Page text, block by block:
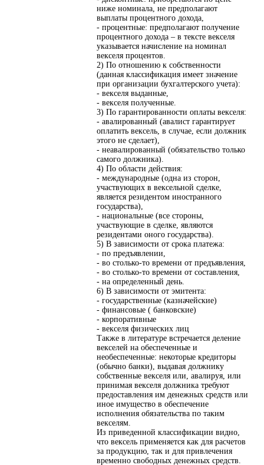
ниже номинала, не предполагают
выплаты процентного дохода,
- процентные: предполагают получение
процентного дохода – в тексте векселя
указывается начисление на номинал
векселя процентов.
2) По отношению к собственности
(данная классификация имеет значение
при организации бухгалтерского учета):
- векселя выданные,
- векселя полученные.
3) По гарантированности оплаты векселя:
- авалированный (авалист гарантирует
оплатить вексель, в случае, если должник
этого не сделает),
- неавалированный (обязательство только
самого должника).
4) По области действия:
- международные (одна из сторон,
участвующих в вексельной сделке,
является резидентом иностранного
государства),
- национальные (все стороны,
участвующие в сделке, являются
резидентами оного государства).
5) В зависимости от срока платежа:
- по предъявлении,
- во столько-то времени от предъявления,
- во столько-то времени от составления,
- на определенный день.
6) В зависимости от эмитента:
- государственные (казначейские)
- финансовые ( банковские)
- корпоративные
- векселя физических лиц
Также в литературе встречается деление
векселей на обеспеченные и
необеспеченные: некоторые кредиторы
(обычно банки), выдавая должнику
собственные векселя или, авалируя, или
принимая векселя должника требуют
предоставления им денежных средств или
иное имущество в обеспечение
исполнения обязательства по таким
векселям.
Из приведенной классификации видно,
что вексель применяется как для расчетов
за продукцию, так и для привлечения
временно свободных денежных средств.